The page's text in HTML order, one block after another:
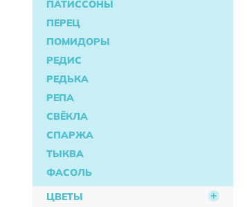
ПАТИССОНЫ
ПЕРЕЦ
ПОМИДОРЫ
РЕДИС
РЕДЬКА
РЕПА
СВЁКЛА
СПАРЖА
ТЫКВА
ФАСОЛЬ
ЦВЕТЫ